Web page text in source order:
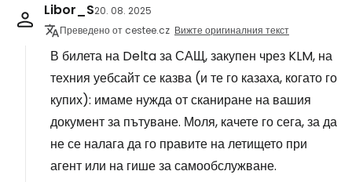
Libor_S20. 08. 2025
Преведено от cestee.cz Вижте оригиналния текст
В билета на Delta за САЩ, закупен чрез KLM, на
техния уебсайт се казва (и те го казаха, когато го
купих): имаме нужда от сканиране на вашия
документ за пътуване. Моля, качете го сега, за да
не се налага да го правите на летището при
агент или на гише за самообслужване.